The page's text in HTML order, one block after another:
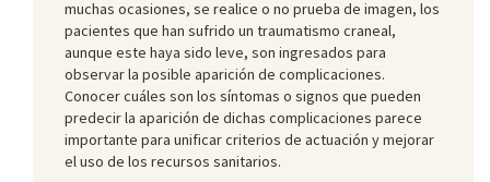
muchas ocasiones, se realice o no prueba de imagen, los
pacientes que han sufrido un traumatismo craneal,
aunque este haya sido leve, son ingresados para
observar la posible aparición de complicaciones.
Conocer cuáles son los síntomas o signos que pueden
predecir la aparición de dichas complicaciones parece
importante para unificar criterios de actuación y mejorar
el uso de los recursos sanitarios.